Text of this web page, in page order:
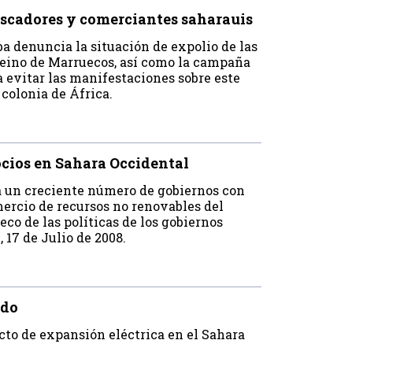
y comerciantes saharauis
denuncia la situación de expolio de las
de Marruecos, así como la campaña
las manifestaciones sobre este
de África.
en Sahara Occidental
un creciente número de gobiernos con
de recursos no renovables del
de las políticas de los gobiernos
de Julio de 2008.
de expansión eléctrica en el Sahara